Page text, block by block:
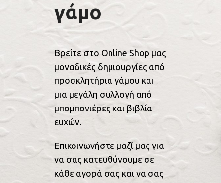
γάμο
Βρείτε στο Online Shop μας
μοναδικές δημιουργίες από
προσκλητήρια γάμου και
μια μεγάλη συλλογή από
μπομπονιέρες και βιβλία
ευχών.
Επικοινωνήστε μαζί μας για
να σας κατευθύνουμε σε
κάθε αγορά σας και να σας